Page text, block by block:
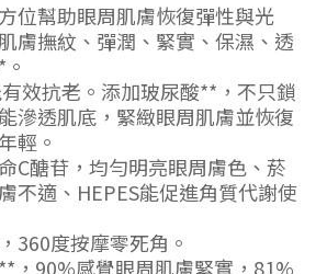
位幫助眼周肌膚恢復彈性與光
膚撫紋、彈潤、緊實、保濕、透
效抗老。添加玻尿酸**，不只鎖
滲透肌底，緊緻眼周肌膚並恢復
輕。
C醣苷，均勻明亮眼周膚色、菸
不適、HEPES能促進角質代謝使
360度按摩零死角。
，90%感覺眼周肌膚緊實，81%